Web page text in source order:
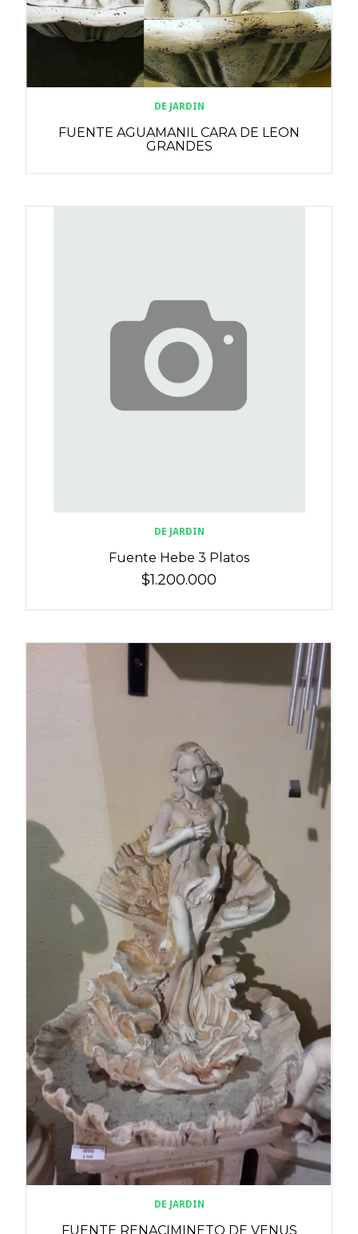
DE JARDIN
FUENTE AGUAMANIL CARA DE LEON
GRANDES
DE JARDIN
Fuente Hebe 3 Platos
$1.200.000
DE JARDIN
FUENTE RENACIMINETO DE VENUS